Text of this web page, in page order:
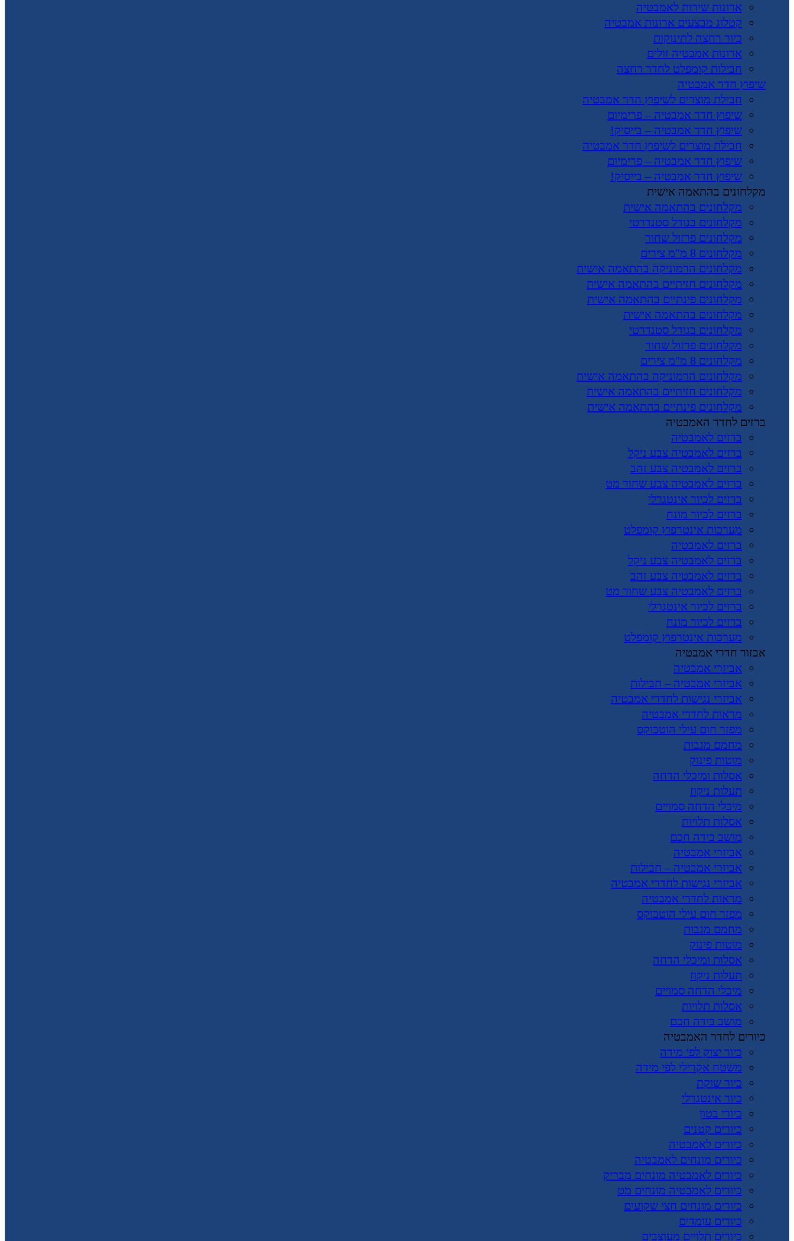
ארונות שירות לאמבטיה
קטלוג מבצעים ארונות אמבטיה
כיור רחצה לתינוקות
ארונות אמבטיה זולים
חבילות קומפלט לחדר רחצה
שיפוץ חדר אמבטיה
חבילת מוצרים לשיפוץ חדר אמבטיה
שיפוץ חדר אמבטיה – פרימיום
שיפוץ חדר אמבטיה – בייסיק!
חבילת מוצרים לשיפוץ חדר אמבטיה
שיפוץ חדר אמבטיה – פרימיום
שיפוץ חדר אמבטיה – בייסיק!
מקלחונים בהתאמה אישית
מקלחונים בהתאמה אישית
מקלחונים בגודל סטנדרטי
מקלחונים פרזול שחור
מקלחונים 8 מ"מ צירים
מקלחונים הרמוניקה בהתאמה אישית
מקלחונים חזיתיים בהתאמה אישית
מקלחונים פינתיים בהתאמה אישית
מקלחונים בהתאמה אישית
מקלחונים בגודל סטנדרטי
מקלחונים פרזול שחור
מקלחונים 8 מ"מ צירים
מקלחונים הרמוניקה בהתאמה אישית
מקלחונים חזיתיים בהתאמה אישית
מקלחונים פינתיים בהתאמה אישית
ברזים לחדר האמבטיה
ברזים לאמבטיה
ברזים לאמבטיה צבע ניקל
ברזים לאמבטיה צבע זהב
ברזים לאמבטיה צבע שחור מט
ברזים לכיור אינטגרלי
ברזים לכיור מונח
מערכות אינטרפוץ קומפלט
ברזים לאמבטיה
ברזים לאמבטיה צבע ניקל
ברזים לאמבטיה צבע זהב
ברזים לאמבטיה צבע שחור מט
ברזים לכיור אינטגרלי
ברזים לכיור מונח
מערכות אינטרפוץ קומפלט
אבזור חדרי אמבטיה
אביזרי אמבטיה
אביזרי אמבטיה – חבילות
אביזרי נגישות לחדרי אמבטיה
מראות לחדרי אמבטיה
מפזר חום עילי הוטבוקס
מחמם מגבות
מוטות פינוק
אסלות ומיכלי הדחה
תעלות ניקוז
מיכלי הדחה סמויים
אסלות תלויות
מושב בידה חכם
אביזרי אמבטיה
אביזרי אמבטיה – חבילות
אביזרי נגישות לחדרי אמבטיה
מראות לחדרי אמבטיה
מפזר חום עילי הוטבוקס
מחמם מגבות
מוטות פינוק
אסלות ומיכלי הדחה
תעלות ניקוז
מיכלי הדחה סמויים
אסלות תלויות
מושב בידה חכם
כיורים לחדר האמבטיה
כיור יצוק לפי מידה
משטח אקרילי לפי מידה
כיור שוקת
כיור אינטגרלי
כיורי בטון
כיורים קטנים
כיורים לאמבטיה
כיורים מונחים לאמבטיה
כיורים לאמבטיה מונחים מבריק
כיורים לאמבטיה מונחים מט
כיורים מונחים חצי שקועים
כיורים עומדים
כיורים תלויים מעוצבים